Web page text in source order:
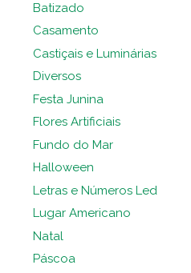
Batizado
Casamento
Castiçais e Luminárias
Diversos
Festa Junina
Flores Artificiais
Fundo do Mar
Halloween
Letras e Números Led
Lugar Americano
Natal
Páscoa